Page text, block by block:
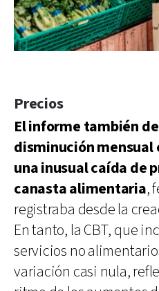
Precios
El informe también
disminución mensual
una inusual caída de
canasta alimentaria,
registraba desde la
En tanto, la CBT, que
servicios no
variación casi nula,